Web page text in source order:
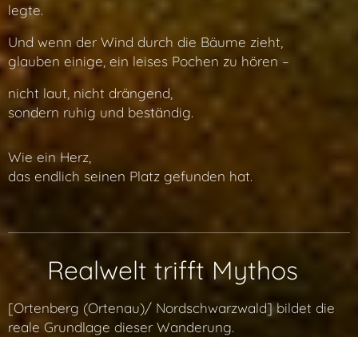
legte.
Und wenn der Wind durch die Bäume zieht,
glauben einige, ein leises Pochen zu hören –
nicht laut, nicht drängend,
sondern ruhig und beständig.
Wie ein Herz,
das endlich seinen Platz gefunden hat.
🌍 Realwelt trifft Mythos
[Ortenberg (Ortenau)/ Nordschwarzwald] bildet die
reale Grundlage dieser Wanderung.